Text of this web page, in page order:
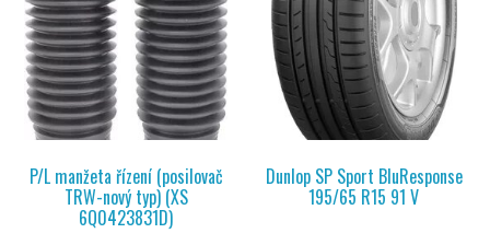
P/L manžeta řízení (posilovač
TRW-nový typ) (XS
6Q0423831D)
Dunlop SP Sport BluResponse
195/65 R15 91 V